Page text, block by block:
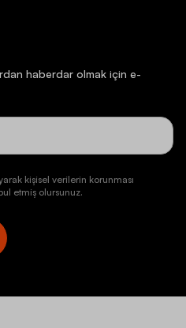
haberdar olmak için e-
kişisel verilerin korunması
etmiş olursunuz.